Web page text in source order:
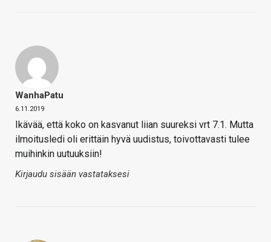
WanhaPatu
6.11.2019
Ikävää, että koko on kasvanut liian suureksi vrt 7.1. Mutta
ilmoitusledi oli erittäin hyvä uudistus, toivottavasti tulee
muihinkin uutuuksiin!
Kirjaudu sisään vastataksesi